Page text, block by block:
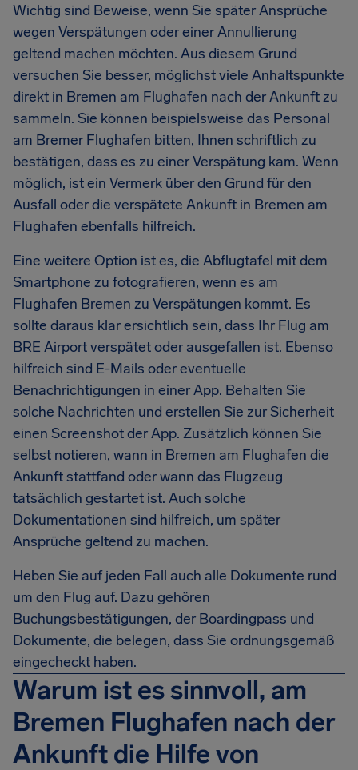
Wichtig sind Beweise, wenn Sie später Ansprüche
wegen Verspätungen oder einer Annullierung
geltend machen möchten. Aus diesem Grund
versuchen Sie besser, möglichst viele Anhaltspunkte
direkt in Bremen am Flughafen nach der Ankunft zu
sammeln. Sie können beispielsweise das Personal
am Bremer Flughafen bitten, Ihnen schriftlich zu
bestätigen, dass es zu einer Verspätung kam. Wenn
möglich, ist ein Vermerk über den Grund für den
Ausfall oder die verspätete Ankunft in Bremen am
Flughafen ebenfalls hilfreich.
Eine weitere Option ist es, die Abflugtafel mit dem
Smartphone zu fotografieren, wenn es am
Flughafen Bremen zu Verspätungen kommt. Es
sollte daraus klar ersichtlich sein, dass Ihr Flug am
BRE Airport verspätet oder ausgefallen ist. Ebenso
hilfreich sind E-Mails oder eventuelle
Benachrichtigungen in einer App. Behalten Sie
solche Nachrichten und erstellen Sie zur Sicherheit
einen Screenshot der App. Zusätzlich können Sie
selbst notieren, wann in Bremen am Flughafen die
Ankunft stattfand oder wann das Flugzeug
tatsächlich gestartet ist. Auch solche
Dokumentationen sind hilfreich, um später
Ansprüche geltend zu machen.
Heben Sie auf jeden Fall auch alle Dokumente rund
um den Flug auf. Dazu gehören
Buchungsbestätigungen, der Boardingpass und
Dokumente, die belegen, dass Sie ordnungsgemäß
eingecheckt haben.
Warum ist es sinnvoll, am
Bremen Flughafen nach der
Ankunft die Hilfe von